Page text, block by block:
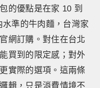
的優點是在家 10 到
準的牛肉麵，台灣家
網訂購。對住在台北
買到的限定感；對外
實際的選項。這兩條
輯，只是消費情境不